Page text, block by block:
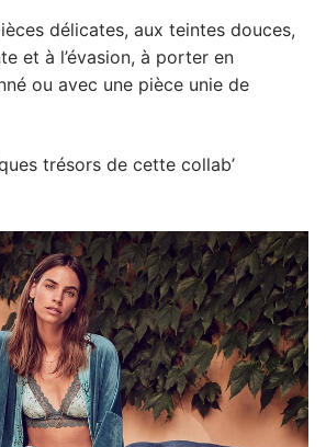
délicates, aux teintes douces,
et à l’évasion, à porter en
ou avec une pièce unie de
trésors de cette collab’